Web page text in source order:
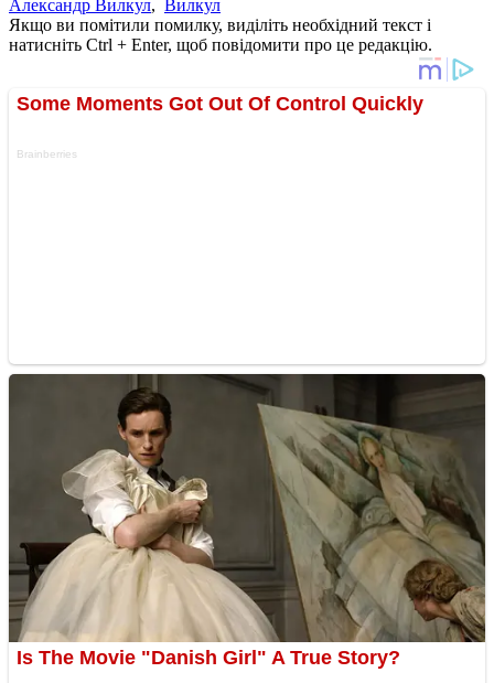
Александр Вилкул, Вилкул
Якщо ви помітили помилку, виділіть необхідний текст і
натисніть Ctrl + Enter, щоб повідомити про це редакцію.